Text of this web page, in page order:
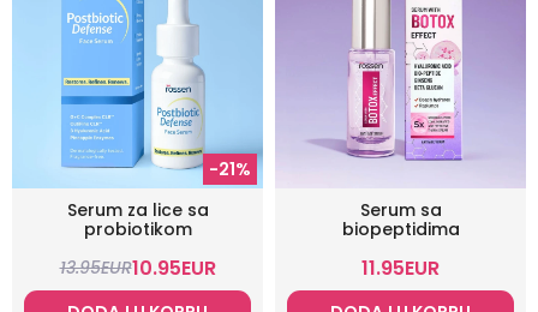
-21%
Serum za lice sa
probiotikom
13.95EUR10.95EUR
Serum sa
biopeptidima
11.95EUR